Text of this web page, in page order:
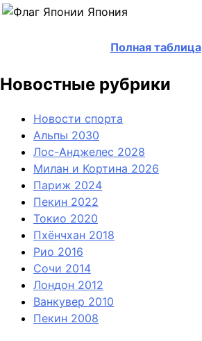
Япония
Полная таблица
Новостные рубрики
Новости спорта
Альпы 2030
Лос-Анджелес 2028
Милан и Кортина 2026
Париж 2024
Пекин 2022
Токио 2020
Пхёнчхан 2018
Рио 2016
Сочи 2014
Лондон 2012
Ванкувер 2010
Пекин 2008